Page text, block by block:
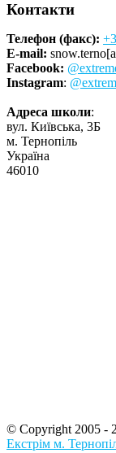
Контакти
Телефон (факс):
E-mail:
Facebook:
Instagram:
Адреса школи:
вул. Київська, 3Б
м. Тернопіль
Україна
46010
© Copyright 2005 -
Екстрім м.